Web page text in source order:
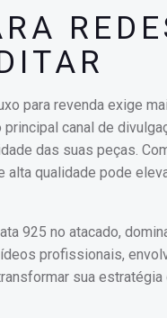
para revenda exige
canal de
das suas peças.
qualidade pode
925 no atacado,
profissionais,
sua